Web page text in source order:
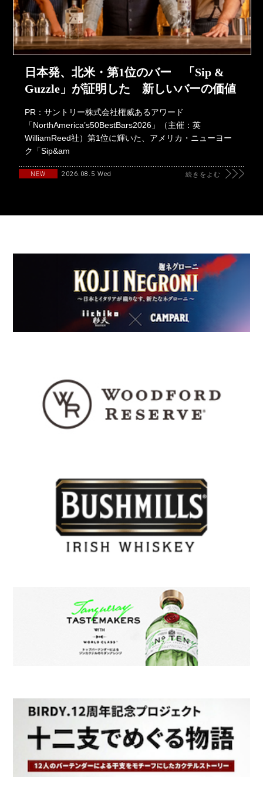
日本発、北米・第1位のバー 「Sip &
Guzzle」が証明した 新しいバーの価値
PR：サントリー株式会社権威あるアワード
「NorthAmerica’s50BestBars2026」（主催：英
WilliamReed社）第1位に輝いた、アメリカ・ニューヨー
ク「Sip&am
NEW 2026.08.5 Wed 続きをよむ